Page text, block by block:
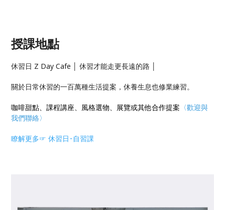
授課地點
休習日 Z Day Cafe │ 休習才能走更長遠的路 │
關於日常休習的一百萬種生活提案，休養生息也修業練習。
咖啡甜點、課程講座、風格選物、展覽或其他合作提案 〈歡迎與
我們聯絡〉
瞭解更多☞ 休習日･自習課